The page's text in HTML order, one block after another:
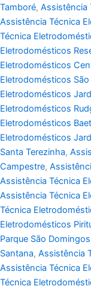
Tamboré, Assistência
Assistência Técnica
Técnica
Eletrodomésticos
Eletrodomésticos
Eletrodomésticos
Eletrodomésticos
Eletrodomésticos
Eletrodomésticos
Eletrodomésticos
Santa Terezinha,
Campestre,
Assistência Técnica
Assistência Técnica
Técnica
Eletrodomésticos
Parque São Domingos
Santana, Assistência
Assistência Técnica
Técnica